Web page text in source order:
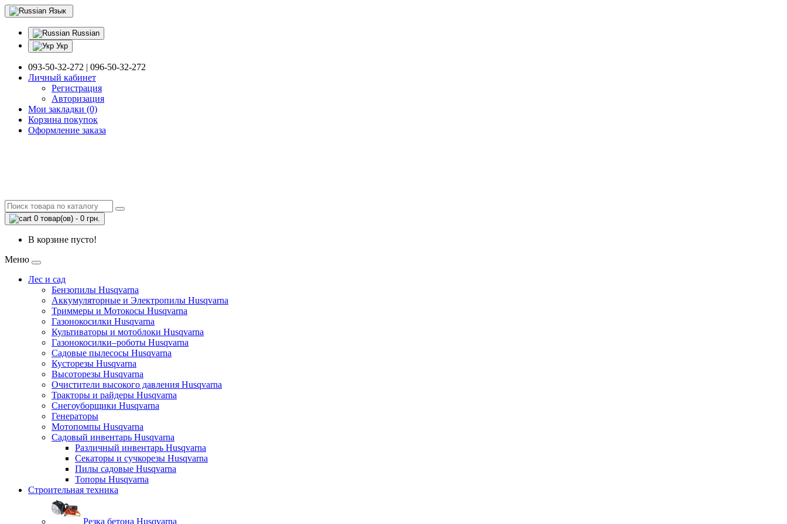
Язык
Russian
Укр
093-50-32-272 | 096-50-32-272
Личный кабинет
Регистрация
Авторизация
Мои закладки (0)
Корзина покупок
Оформление заказа
0 товар(ов) - 0 грн.
В корзине пусто!
Меню
Лес и сад
Бензопилы Husqvarna
Аккумуляторные и Электропилы Нusqvarna
Триммеры и Мотокосы Нusqvarna
Газонокосилки Husqvarna
Культиваторы и мотоблоки Husqvarna
Газонокосилки–роботы Husqvarna
Садовые пылесосы Husqvarna
Кусторезы Husqvarna
Высоторезы Husqvarna
Очистители высокого давления Husqvarna
Тракторы и райдеры Husqvarna
Снегоуборщики Husqvarna
Генераторы
Мотопомпы Husqvarna
Садовый инвентарь Husqvarna
Различный инвентарь Husqvarna
Секаторы и сучкорезы Husqvarna
Пилы садовые Husqvarna
Топоры Husqvarna
Строительная техника
Резка бетона Husqvarna